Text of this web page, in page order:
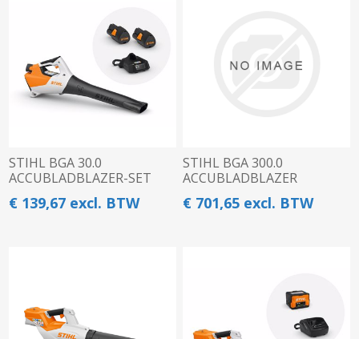
STIHL BGA 30.0
ACCUBLADBLAZER-SET
€ 139,67 excl. BTW
STIHL BGA 300.0
ACCUBLADBLAZER
€ 701,65 excl. BTW